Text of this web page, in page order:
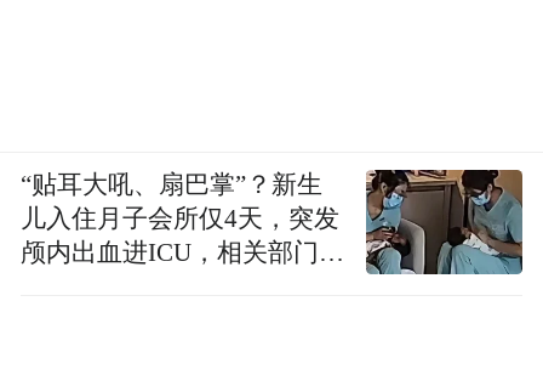
“贴耳大吼、扇巴掌”？新生
儿入住月子会所仅4天，突发
颅内出血进ICU，相关部门已